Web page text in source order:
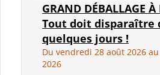
GRAND DÉBALLAGE
Tout doit disparaître
quelques jours !
Du vendredi 28 août 2026
2026